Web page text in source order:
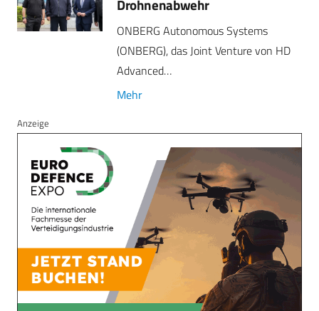
Drohnenabwehr
ONBERG Autonomous Systems
(ONBERG), das Joint Venture von HD
Advanced…
Mehr
Anzeige